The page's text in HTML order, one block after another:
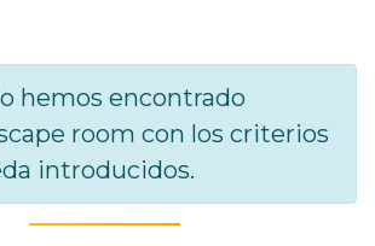
hemos encontrado
room con los criterios
introducidos.